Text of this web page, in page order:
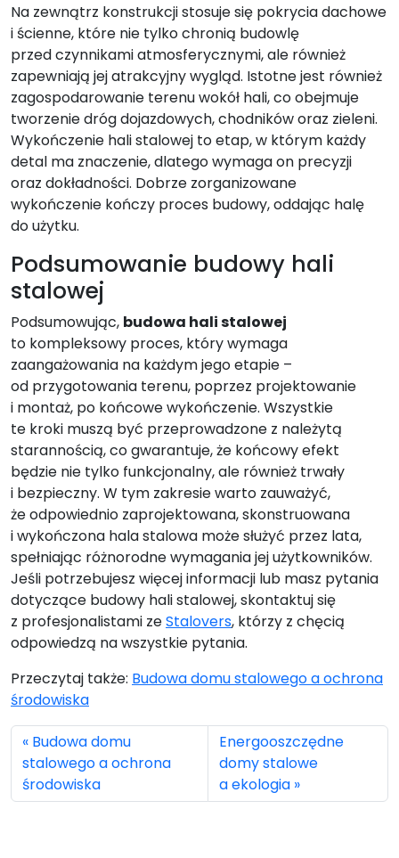
Na zewnątrz konstrukcji stosuje się pokrycia dachowe
i ścienne, które nie tylko chronią budowlę
przed czynnikami atmosferycznymi, ale również
zapewniają jej atrakcyjny wygląd. Istotne jest również
zagospodarowanie terenu wokół hali, co obejmuje
tworzenie dróg dojazdowych, chodników oraz zieleni.
Wykończenie hali stalowej to etap, w którym każdy
detal ma znaczenie, dlatego wymaga on precyzji
oraz dokładności. Dobrze zorganizowane
wykończenie kończy proces budowy, oddając halę
do użytku.
Podsumowanie budowy hali
stalowej
Podsumowując, budowa hali stalowej
to kompleksowy proces, który wymaga
zaangażowania na każdym jego etapie –
od przygotowania terenu, poprzez projektowanie
i montaż, po końcowe wykończenie. Wszystkie
te kroki muszą być przeprowadzone z należytą
starannością, co gwarantuje, że końcowy efekt
będzie nie tylko funkcjonalny, ale również trwały
i bezpieczny. W tym zakresie warto zauważyć,
że odpowiednio zaprojektowana, skonstruowana
i wykończona hala stalowa może służyć przez lata,
spełniając różnorodne wymagania jej użytkowników.
Jeśli potrzebujesz więcej informacji lub masz pytania
dotyczące budowy hali stalowej, skontaktuj się
z profesjonalistami zeStalovers, którzy z chęcią
odpowiedzą na wszystkie pytania.
Przeczytaj także: Budowa domu stalowego a ochrona
środowiska
Budowa domu
stalowego a ochrona
środowiska
Energooszczędne
domy stalowe
a ekologia